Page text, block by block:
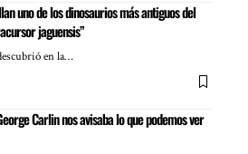
uno de los dinosaurios más antiguos del
jaguensis”
en la…
Carlin nos avisaba lo que podemos ver